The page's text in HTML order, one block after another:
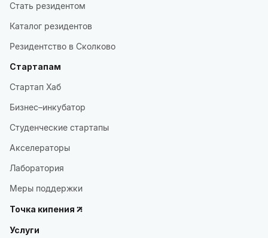
Стать резидентом
Каталог резидентов
Резидентство в Сколково
Стартапам
Стартап Хаб
Бизнес–инкубатор
Студенческие стартапы
Акселераторы
Лаборатория
Меры поддержки
Точка кипения
Услуги